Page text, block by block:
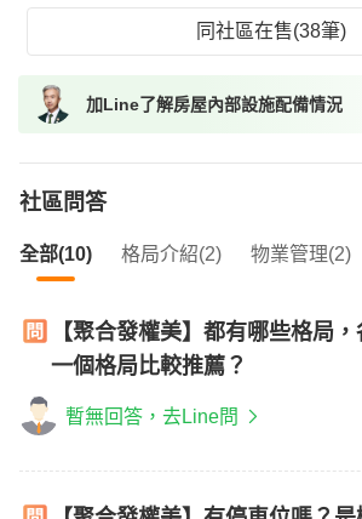
同社區在售(38筆)
加Line了解房屋內部設施配備情況
社區問答
全部(10) 格局介紹(2) 物業管理(2)
【聚合發權美】都有哪些格局
一個格局比較推薦？
暫無回答，去Line問